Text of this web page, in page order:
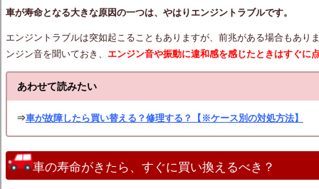
車が寿命となる大きな原因の一つは、やはりエンジントラブルです。
エンジントラブルは突如起こることもありますが、前兆がある場合もあり
ンジン音を聞いておき、 エンジン音や振動に違和感を感じたときはすぐに
あわせて読みたい
⇒車が故障したら買い替える？修理する？【※ケース別の対処方法】
車の寿命がきたら、すぐに買い換えるべき？